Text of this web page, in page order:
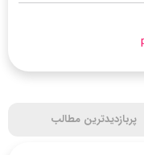
پربازدیدترین مطالب